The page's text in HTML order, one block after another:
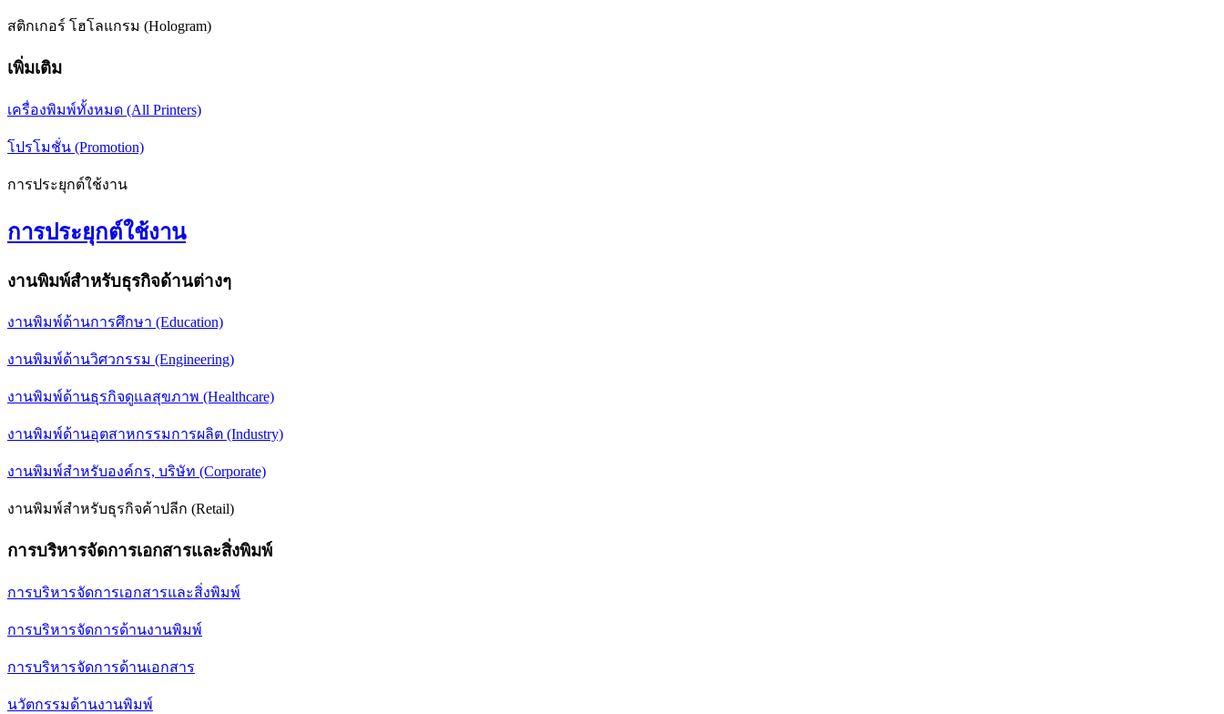
สติกเกอร์ โฮโลแกรม (Hologram)
เพิ่มเติม
เครื่องพิมพ์ทั้งหมด (All Printers)
โปรโมชั่น (Promotion)
การประยุกต์ใช้งาน
การประยุกต์ใช้งาน
งานพิมพ์สำหรับธุรกิจด้านต่างๆ
งานพิมพ์ด้านการศึกษา (Education)
งานพิมพ์ด้านวิศวกรรม (Engineering)
งานพิมพ์ด้านธุรกิจดูแลสุขภาพ (Healthcare)
งานพิมพ์ด้านอุตสาหกรรมการผลิต (Industry)
งานพิมพ์สำหรับองค์กร, บริษัท (Corporate)
งานพิมพ์สำหรับธุรกิจค้าปลีก (Retail)
การบริหารจัดการเอกสารและสิ่งพิมพ์
การบริหารจัดการเอกสารและสิ่งพิมพ์
การบริหารจัดการด้านงานพิมพ์
การบริหารจัดการด้านเอกสาร
นวัตกรรมด้านงานพิมพ์